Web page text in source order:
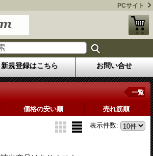
PCサイト
新規登録はこちら お問い合せ
一覧
価格の安い順 売れ筋順
表示件数: